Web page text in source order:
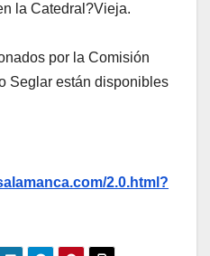
la Catedral?Vieja.
por la Comisión
Seglar están disponibles
2.0.html?